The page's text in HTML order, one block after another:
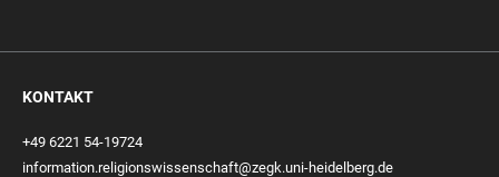
KONTAKT
+49 6221 54-19724
information.religionswissenschaft@zegk.uni-heidelberg.de